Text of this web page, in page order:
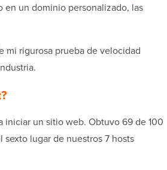
en un dominio personalizado, las
mi rigurosa prueba de velocidad
un sitio web. Obtuvo 69 de 100
lugar de nuestros 7 hosts